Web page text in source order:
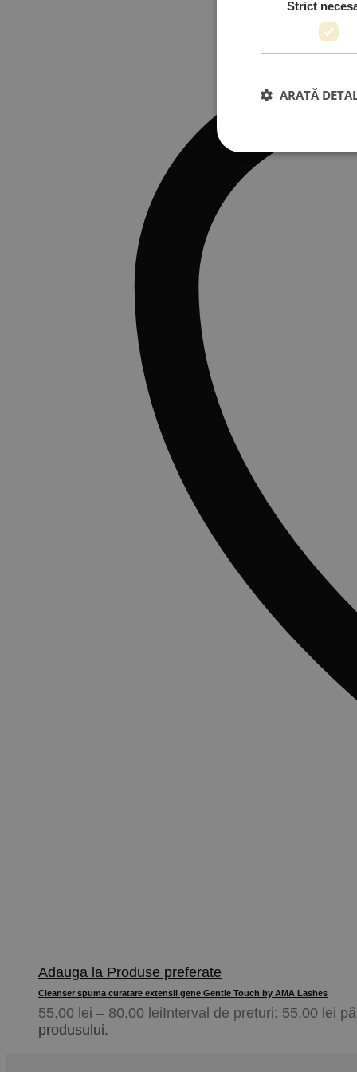
Adauga la Produse preferate
Cleanser spuma curatare extensii gene Gentle Touch by AMA Lashes
55,00 lei – 80,00 leiInterval de prețuri: 55,00 lei
produsului.
Strict
ARATĂ